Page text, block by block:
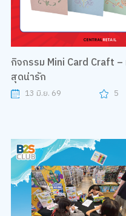
กิจกรรม Mini Card Craft
สุดน่ารัก
13 มิ.ย. 69 5